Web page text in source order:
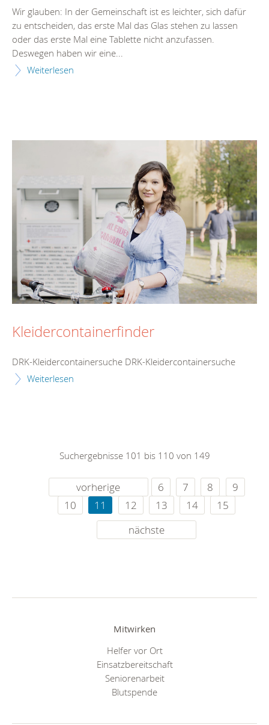
Wir glauben: In der Gemeinschaft ist es leichter, sich dafür
zu entscheiden, das erste Mal das Glas stehen zu lassen
oder das erste Mal eine Tablette nicht anzufassen.
Deswegen haben wir eine...
Weiterlesen
Kleidercontainerfinder
DRK-Kleidercontainersuche DRK-Kleidercontainersuche
Weiterlesen
Suchergebnisse 101 bis 110 von 149
vorherige 6 7 8
9
10
11 12 13 14
15
nächste
Mitwirken
Helfer vor Ort
Einsatzbereitschaft
Seniorenarbeit
Blutspende